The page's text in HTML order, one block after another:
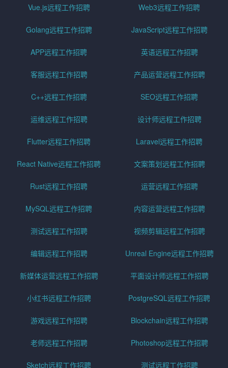
Vue.js远程工作招聘 Web3远程工作招聘
Golang远程工作招聘 JavaScript远程工作招聘
APP远程工作招聘 英语远程工作招聘
客服远程工作招聘 产品运营远程工作招聘
C++远程工作招聘 SEO远程工作招聘
运维远程工作招聘 设计师远程工作招聘
Flutter远程工作招聘 Laravel远程工作招聘
React Native远程工作招聘 文案策划远程工作招聘
Rust远程工作招聘 运营远程工作招聘
MySQL远程工作招聘 内容运营远程工作招聘
测试远程工作招聘 视频剪辑远程工作招聘
编辑远程工作招聘 Unreal Engine远程工作招聘
新媒体运营远程工作招聘 平面设计师远程工作招聘
小红书远程工作招聘 PostgreSQL远程工作招聘
游戏远程工作招聘 Blockchain远程工作招聘
老师远程工作招聘 Photoshop远程工作招聘
Sketch远程工作招聘 测试远程工作招聘